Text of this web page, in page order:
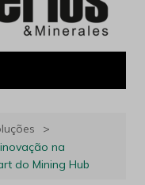
na
do Mining Hub